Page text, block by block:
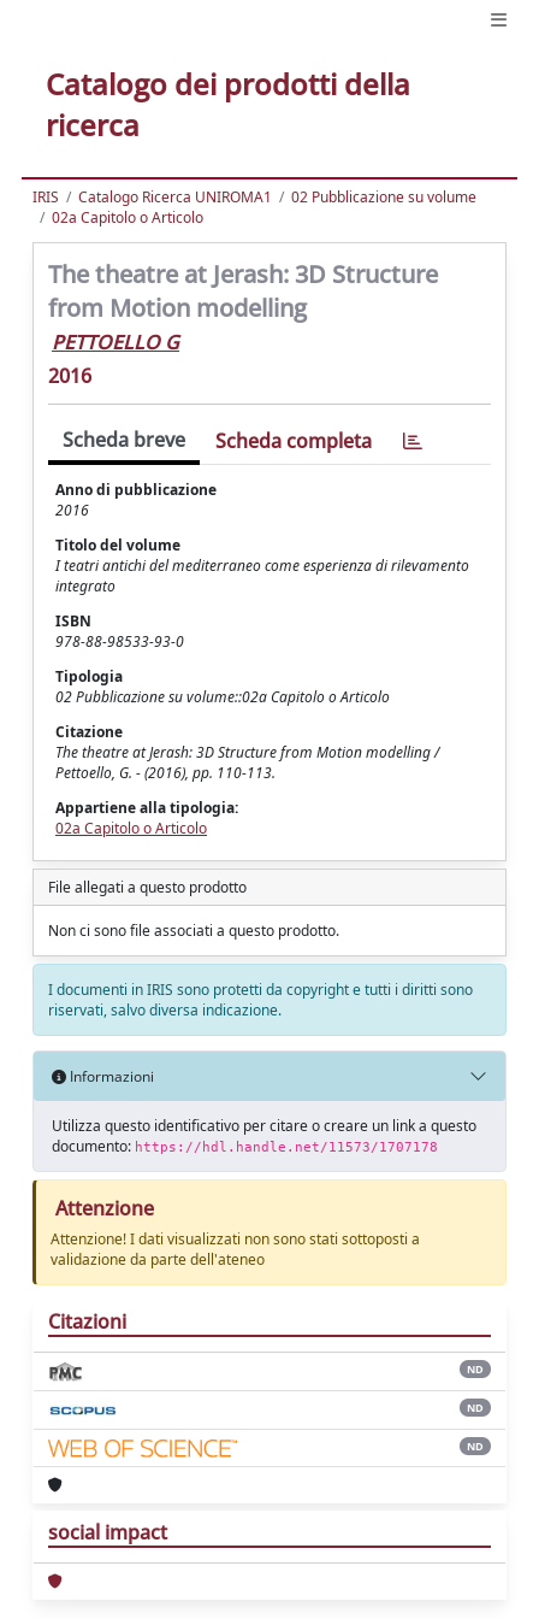
Catalogo dei prodotti della
ricerca
IRIS Catalogo Ricerca UNIROMA1
02 Pubblicazione su volume
02a Capitolo o Articolo
The theatre at Jerash: 3D Structure
from Motion modelling
PETTOELLO G
2016
Scheda breve Scheda completa
Anno di pubblicazione
2016
Titolo del volume
I teatri antichi del mediterraneo come esperienza di rilevamento
integrato
ISBN
978-88-98533-93-0
Tipologia
02 Pubblicazione su volume::02a Capitolo o Articolo
Citazione
The theatre at Jerash: 3D Structure from Motion modelling /
Pettoello, G. - (2016), pp. 110-113.
Appartiene alla tipologia:
02a Capitolo o Articolo
File allegati a questo prodotto
Non ci sono file associati a questo prodotto.
I documenti in IRIS sono protetti da copyright e tutti i diritti sono
riservati, salvo diversa indicazione.
Informazioni
Utilizza questo identificativo per citare o creare un link a questo
documento: https://hdl.handle.net/11573/1707178
Attenzione
Attenzione! I dati visualizzati non sono stati sottoposti a
validazione da parte dell'ateneo
Citazioni
ND
ND
ND
social impact